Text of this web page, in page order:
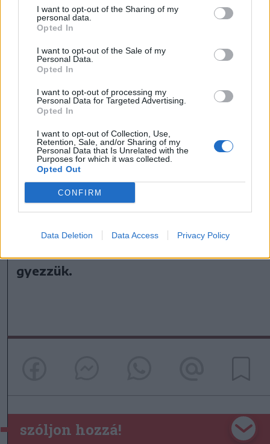
I want to opt-out of the Sharing of my
personal data.
Opted In
I want to opt-out of the Sale of my
Personal Data.
Opted In
I want to opt-out of processing my
Personal Data for Targeted Advertising.
Opted In
I want to opt-out of Collection, Use,
Retention, Sale, and/or Sharing of my
Personal Data that Is Unrelated with the
Purposes for which it was collected.
Opted Out
CONFIRM
Data Deletion Data Access Privacy Policy
Véleményét elküdheti SMS-ben
0740-140401-estelefonszámra,
illetve e-mailen
csikihirlap@csiki-hirlap.ro címre.
Azo­kat az SMS-eket je­len­tet­jük meg,
esetenként rövidítve, ame­lyek kö­zöl­
he­tő nyel­ven íród­tak, sze­mé­lyi­sé­gi jo­
go­kat nem sér­te­nek, a köz fi­gyel­mé­re
ér­de­me­sek. Szer­kesz­tősé­günk nem
vál­lal fe­le­lős­sé­get az üzenetek tar­tal­
gyez­zük.
szóljon hozzá!